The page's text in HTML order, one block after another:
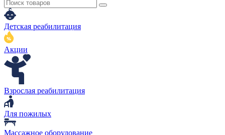
Детская реабилитация
Акции
Взрослая реабилитация
Для пожилых
Массажное оборудование